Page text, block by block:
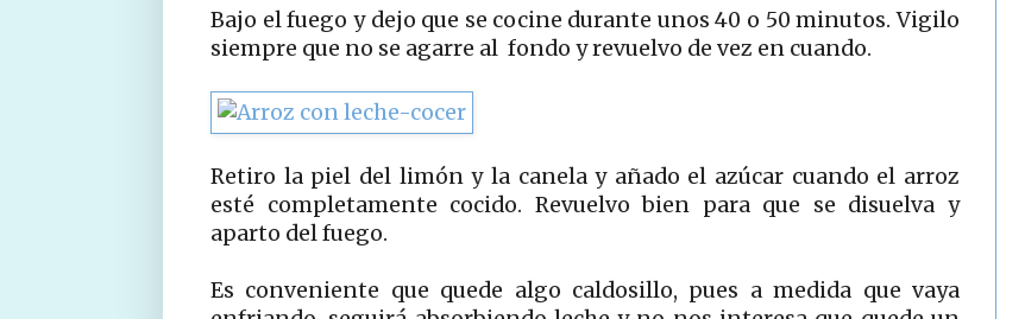
Bajo el fuego y dejo que se cocine durante unos 40 o 50 minutos. Vigilo
siempre que no se agarre al fondo y revuelvo de vez en cuando.
Retiro la piel del limón y la canela y añado el azúcar cuando el arroz
esté completamente cocido. Revuelvo bien para que se disuelva y
aparto del fuego.
Es conveniente que quede algo caldosillo, pues a medida que vaya